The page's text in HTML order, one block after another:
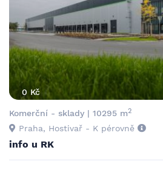
0 Kč
Komerční - sklady | 10295 m2
Praha, Hostivař - K pérovně
info u RK